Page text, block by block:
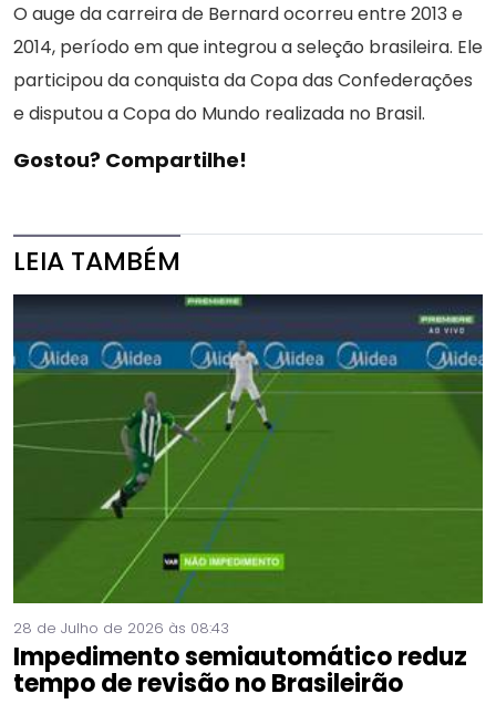
O auge da carreira de Bernard ocorreu entre 2013 e
2014, período em que integrou a seleção brasileira. Ele
participou da conquista da Copa das Confederações
e disputou a Copa do Mundo realizada no Brasil.
Gostou? Compartilhe!
LEIA TAMBÉM
28 de Julho de 2026 às 08:43
Impedimento semiautomático reduz
tempo de revisão no Brasileirão